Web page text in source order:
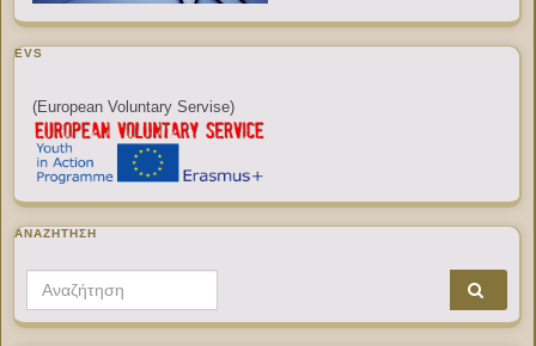
EVS
(European Voluntary Servise)
ΑΝΑΖΉΤΗΣΗ
Search for: